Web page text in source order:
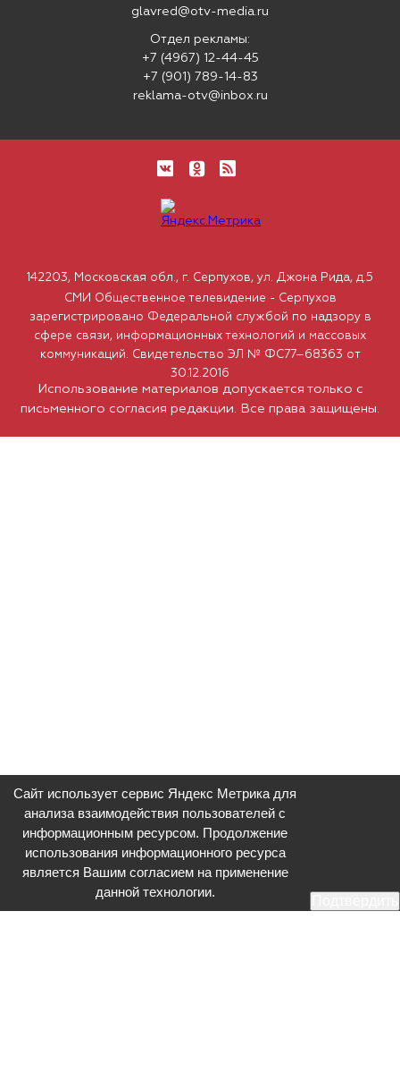
glavred@otv-media.ru
Отдел рекламы:
+7 (4967) 12-44-45
+7 (901) 789-14-83
reklama-otv@inbox.ru
Использование материалов допускается только с
письменного согласия редакции. Все права защищены.
142203, Московская обл., г. Серпухов, ул. Джона Рида, д.5
СМИ Общественное телевидение - Серпухов
зарегистрировано Федеральной службой по надзору в
сфере связи, информационных технологий и массовых
коммуникаций. Свидетельство ЭЛ № ФС77–68363 от
30.12.2016
Сайт использует сервис Яндекс Метрика для
анализа взаимодействия пользователей с
информационным ресурсом. Продолжение
использования информационного ресурса
является Вашим согласием на применение
данной технологии.